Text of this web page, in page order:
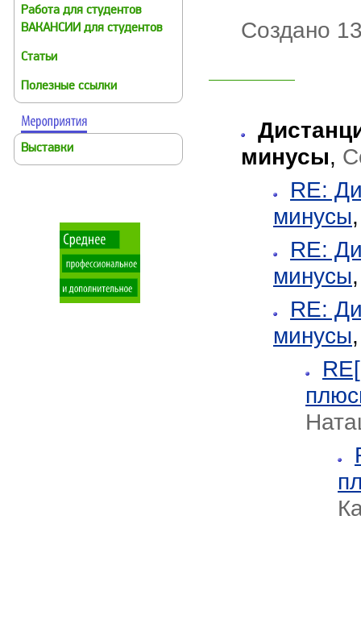
Работа для студентов
ВАКАНСИИ для студентов
Статьи
Полезные ссылки
Выставки
Создано
минусы,
RE:
минусы
RE:
минусы
RE:
минусы